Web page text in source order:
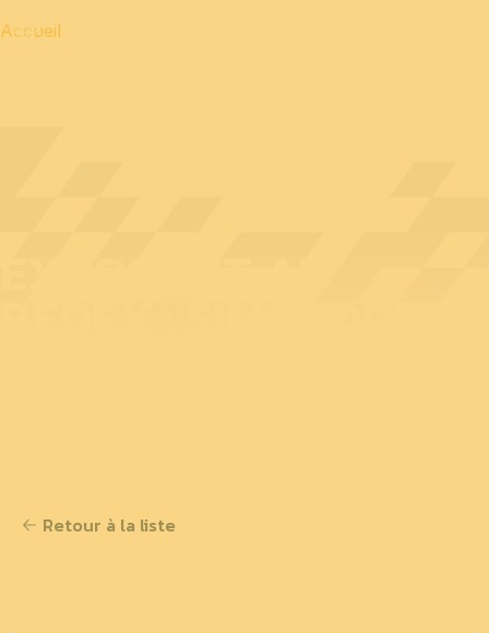
Accueil
Retour à la liste